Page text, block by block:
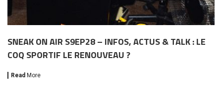
SNEAK ON AIR S9EP28 – INFOS, ACTUS & TALK : LE
COQ SPORTIF LE RENOUVEAU ?
Read More